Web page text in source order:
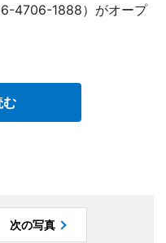
4706-1888）がオープ
む
次の写真